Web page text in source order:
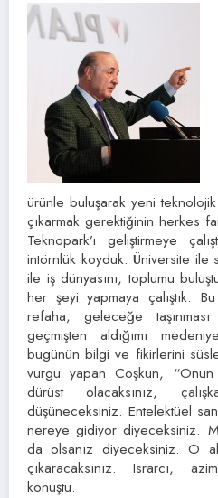
ürünle buluşarak yeni
çıkarmak gerektiğinin herkes
Teknopark’ı geliştirmeye
intörnlük koyduk. Üniversite ile
ile iş dünyasını, toplumu
her şeyi yapmaya çalıştık.
refaha, geleceğe
geçmişten aldığımı
bugünün bilgi ve fikirlerini
vurgu yapan Coşkun, “Onun
dürüst olacaksınız,
düşüneceksiniz. Entelektüel
nereye gidiyor diyeceksiniz.
da olsanız diyeceksiniz. O
çıkaracaksınız. Israrcı,
konuştu.